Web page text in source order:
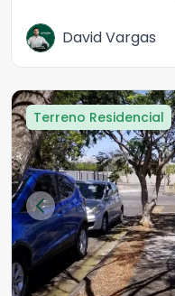
David Vargas
Terreno Residencial